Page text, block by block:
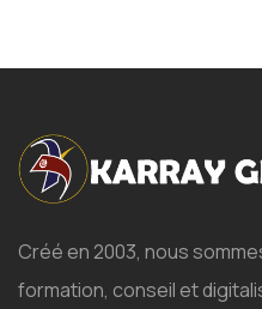
Créé en 2003, nous
formation, conseil et